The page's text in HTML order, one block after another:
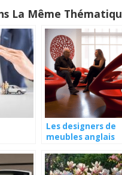
La Même
?
Les designers de
meubles anglais
révolution
silencieuse